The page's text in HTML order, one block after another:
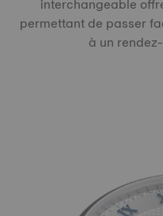
interchangeable
permettant de passer
à un